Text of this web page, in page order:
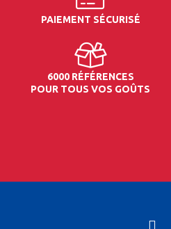
PAIEMENT SÉCURISÉ
6000 RÉFÉRENCES
POUR TOUS VOS GOÛTS